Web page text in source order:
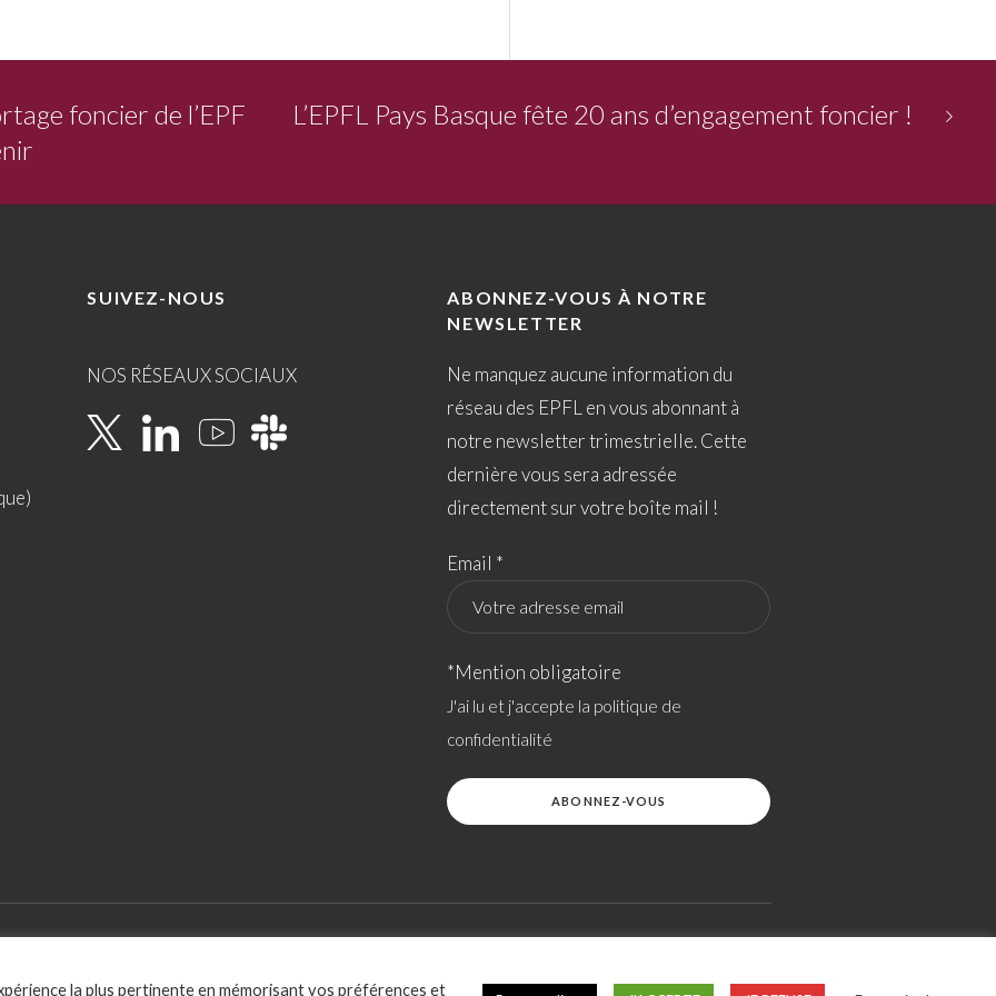
foncier de l’EPF
L’EPFL Pays Basque fête 20 ans d’engagement foncier !
SUIVEZ-NOUS
NOS RÉSEAUX SOCIAUX
ABONNEZ-VOUS À NOTRE
NEWSLETTER
Ne manquez aucune information du
réseau des EPFL en vous abonnant à
notre newsletter trimestrielle. Cette
dernière vous sera adressée
directement sur votre boîte mail !
Email *
*Mention obligatoire
J'ai lu et j'accepte la politique de
confidentialité
la plus pertinente en mémorisant vos préférences et